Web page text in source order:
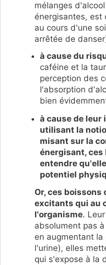
mélanges
énergisantes,
au cours d'une
arrêtée de
à cause du
caféine et la
perception des
l'absorption
bien
à cause de leur
utilisant la
misant sur la
énergisant,
entendre
potentiel
Or, ces
excitants qui au
l'organisme.
absolument pas
en augmentant
l'urine), elles
qui s'expose à la